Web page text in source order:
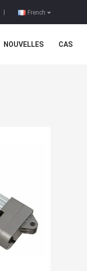
French
NOUVELLES CAS